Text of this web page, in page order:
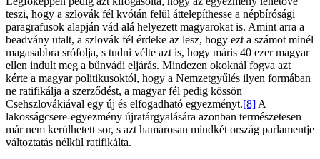
teszi, hogy a szlovák fél kvótán felül áttelepíthesse a népbírósági
paragrafusok alapján vád alá helyezett magyarokat is. Amint arra a
beadvány utalt, a szlovák fél érdeke az lesz, hogy ezt a számot minél
magasabbra srófolja, s tudni vélte azt is, hogy máris 40 ezer magyar
ellen indult meg a bűnvádi eljárás. Mindezen okoknál fogva azt
kérte a magyar politikusoktól, hogy a Nemzetgyűlés ilyen formában
ne ratifikálja a szerződést, a magyar fél pedig kössön
Csehszlovákiával egy új és elfogadható egyezményt.[8] A
lakosságcsere-egyezmény újratárgyalására azonban természetesen
már nem kerülhetett sor, s azt hamarosan mindkét ország parlamentje
változtatás nélkül ratifikálta.